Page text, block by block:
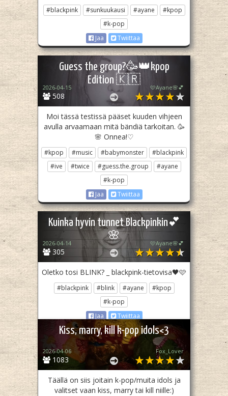
#blackpink #sunkuukausi #ayane
#kpop
#k-pop
Jaa
Twiittaa
Guess the group?🥳👑kpop
Edition 🇰🇷
508
2026-04-15 🩷Ayane🌸💕
Moi tässä testissä pääset kuuden vihjeen
avulla arvaamaan mitä bändiä tarkoitan. 🥳
🌸 Onnea!♡
#kpop #music #babymonster
#blackpink
#ive
#twice #guess.the.group
#ayane
#k-pop
Jaa
Twiittaa
Kuinka hyvin tunnet Blackpinkin💕
🌸
305
2026-04-14 🩷Ayane🌸💕
Oletko tosi BLINK? _ blackpink-tietovisa🖤🩷
#blackpink #blink #ayane
#kpop
#k-pop
Jaa
Twiittaa
Kiss, marry, kill k-pop idols<3
1083
2026-04-06 Fox_Lover
Täällä on siis joitain k-pop/muita idols ja
valitset vaan kiss, marry tai kill niille:)